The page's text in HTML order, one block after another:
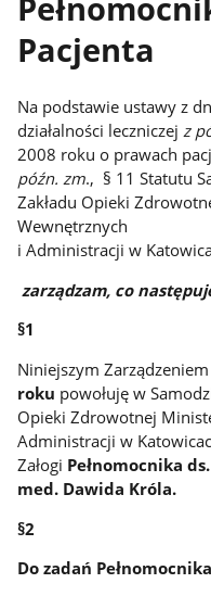
Pacjenta
Na podstawie ustawy z
działalności leczniczejz
2008 roku o prawach
późn. zm., § 11 Statutu
Zakładu Opieki
Wewnętrznych
i Administracji w
zarządzam, co
§1
Niniejszym
roku powołuję w
Opieki Zdrowotnej
Administracji w
Załogi Pełnomocnika
med. Dawida Króla.
§2
Do zadań